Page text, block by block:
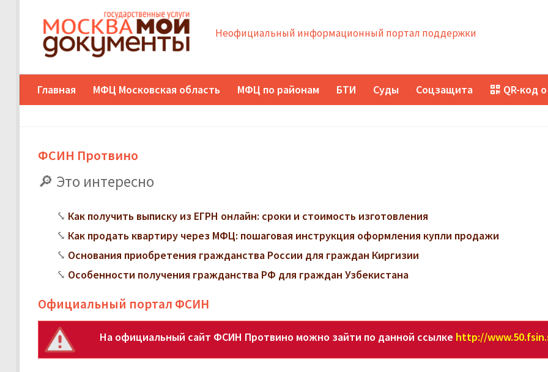
Неофициальный информационный портал поддержки
Главная МФЦ Московская область МФЦ по районам БТИ Суды Соцзащита QR-код
ФСИН Протвино
Это интересно
Как получить выписку из ЕГРН онлайн: сроки и стоимость изготовления
Как продать квартиру через МФЦ: пошаговая инструкция оформления купли продажи
Основания приобретения гражданства России для граждан Киргизии
Особенности получения гражданства РФ для граждан Узбекистана
Официальный портал ФСИН
На официальный сайт ФСИН Протвино можно зайти по данной ссылке http://